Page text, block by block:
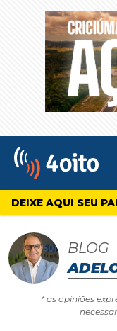
4oito
DEIXE AQUI SEU
BLOG
* as opiniões